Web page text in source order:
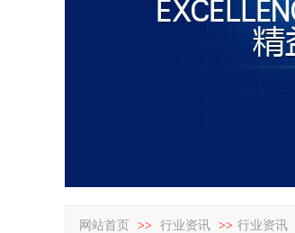
网站首页 >> 行业资讯 >> 行业资讯